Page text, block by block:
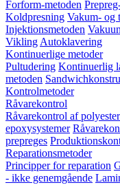
Forform-metoden
Koldpresning Vakum- og
Injektionsmetoden
Vikling Autoklavering
Kontinuerlige metoder
Pultudering Kontinuerlig
metoden
Kontrolmetoder
Råvarekontrol
Råvarekontrol af
epoxysystemer
prepreges
Reparationsmetoder
Principper for reparation
- ikke genemgående